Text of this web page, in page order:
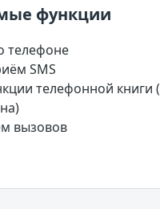
функции
телефоне
SMS
телефонной книги
вызовов